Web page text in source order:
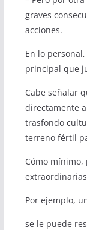
graves
acciones.
En lo
principal que
Cabe señalar
directamente
trasfondo
terreno fértil
Cómo
Por ejemplo,
se le puede